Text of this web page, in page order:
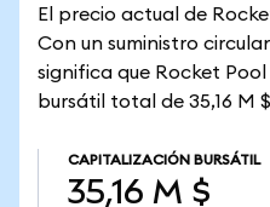
El precio actual de
Con un suministro
significa que Rocket
bursátil total de 35,16 M
CAPITALIZACIÓN BURSÁTIL
35,16 M $